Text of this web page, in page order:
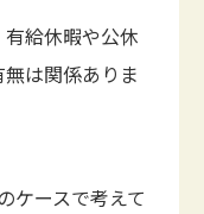
給休暇や公休
は関係ありま
ケースで考えて